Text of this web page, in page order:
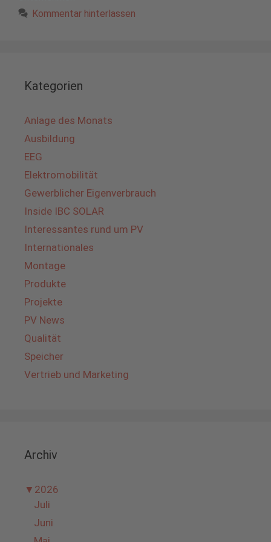
Kommentar hinterlassen
Kategorien
Anlage des Monats
Ausbildung
EEG
Elektromobilität
Gewerblicher Eigenverbrauch
Inside IBC SOLAR
Interessantes rund um PV
Internationales
Montage
Produkte
Projekte
PV News
Qualität
Speicher
Vertrieb und Marketing
Archiv
▼ 2026
Juli
Juni